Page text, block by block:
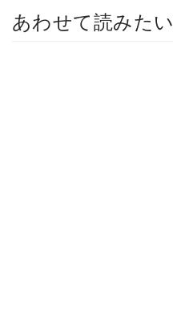
あわせて読みたい